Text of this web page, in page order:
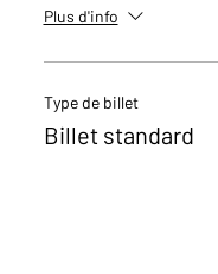
Plus d'info
Type de billet
Billet standard